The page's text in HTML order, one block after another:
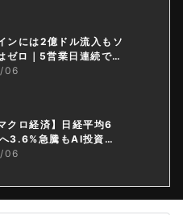
ンには2億ドル流入もソ
ゼロ｜5営業日連続で停
06
クロ経済】日経平均6
3.6%急騰もAI投資回
燃
06